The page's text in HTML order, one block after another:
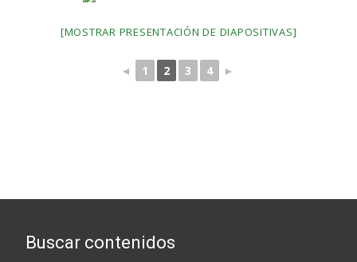
[MOSTRAR PRESENTACIÓN DE DIAPOSITIVAS]
◄ 1 2 3 4 ►
Buscar contenidos